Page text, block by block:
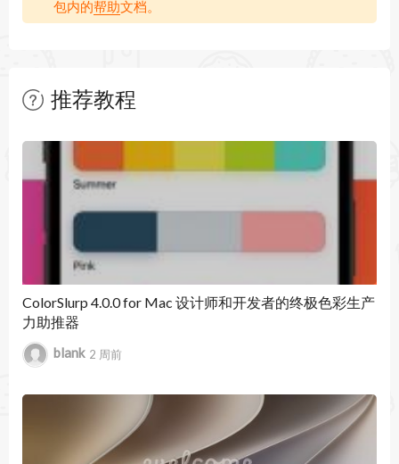
智能代码辅助
为 HTML、CSS、JavaScript 等语言提供智能的代
即时错误检查：在编码过程中，IDE 会即时分析并
高亮显示潜在的错误和问题。
高效的代码重构
安全重构：WebStorm 提供了项目级别的重构工
具，确保代码的一致性和正确性。
代码分析：深度分析代码结构，帮助开发者理解现
有代码和发现问题。
支持现代前端技术
JavaScript 和 TypeScript：提供对 JavaScript 及
包内的帮助文档。
推荐教程
暂无文章
ColorSlurp 4.0.0 for Mac 设计师和开发者的终极色彩生产
力助推器
blank 2 周前